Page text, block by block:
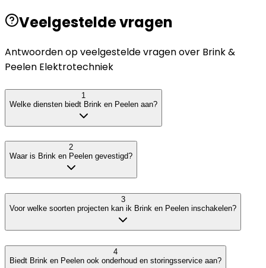
Veelgestelde vragen
Antwoorden op veelgestelde vragen over Brink &
Peelen Elektrotechniek
1
Welke diensten biedt Brink en Peelen aan?
2
Waar is Brink en Peelen gevestigd?
3
Voor welke soorten projecten kan ik Brink en Peelen inschakelen?
4
Biedt Brink en Peelen ook onderhoud en storingsservice aan?